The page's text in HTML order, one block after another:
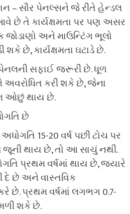
– સૌર પેનલ્સને જે રીતે હેન્ડલ
છે તે કાર્યક્ષમતા પર પણ અસર
જોડાણો અને માઉન્ટિંગ ભૂલો
છે, કાર્યક્ષમતા ઘટાડે છે.
સફાઈ જરૂરી છે. ધૂળ
કરી શકે છે, જેના
ઓછું થાય છે.
છે
15-20 વર્ષ પછી ટોચ પર
થાય છે, તો આ સાચું નથી.
પ્રથમ વર્ષમાં થાય છે, જ્યારે
દે છે અને વાસ્તવિક
છે. પ્રથમ વર્ષમાં લગભગ 0.7-
શકે છે.